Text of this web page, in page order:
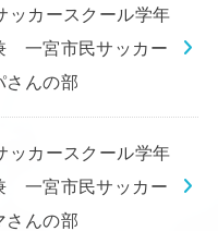
カースクール学年
一宮市民サッカー
んの部
カースクール学年
一宮市民サッカー
んの部